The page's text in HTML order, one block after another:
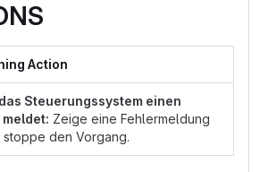
Action
Steuerungssystem einen
meldet: Zeige eine Fehlermeldung
stoppe den Vorgang.